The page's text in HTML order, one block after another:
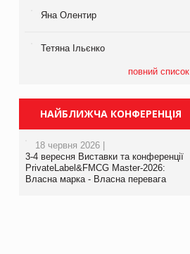
Яна Олентир
Тетяна Ільєнко
повний список
НАЙБЛИЖЧА КОНФЕРЕНЦІЯ
18 червня 2026 |
3-4 вересня Виставки та конференції
PrivateLabel&FMCG Master-2026:
Власна марка - Власна перевага